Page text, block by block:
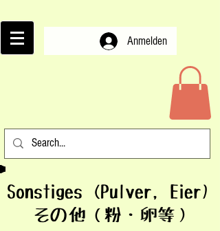
Anmelden
Sonstiges (Pulver, Eier)
その他（粉・卵等）